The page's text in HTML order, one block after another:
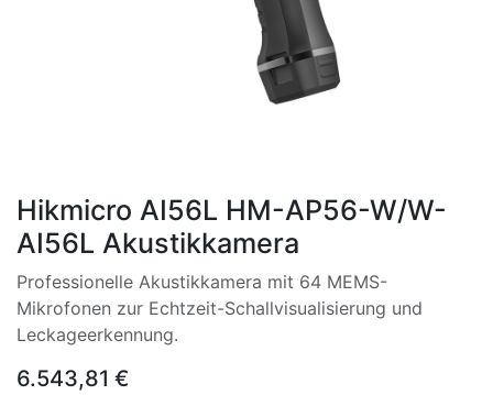
Hikmicro AI56L HM-AP56-W/W-
AI56L Akustikkamera
Professionelle Akustikkamera mit 64 MEMS-
Mikrofonen zur Echtzeit-Schallvisualisierung und
Leckageerkennung.
6.543,81 €